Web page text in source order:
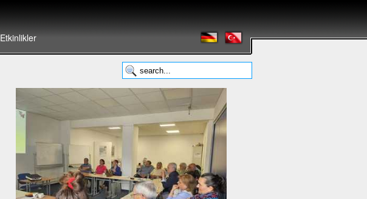
Etkinlikler